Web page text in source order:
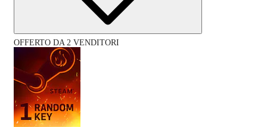
OFFERTO DA 2 VENDITORI